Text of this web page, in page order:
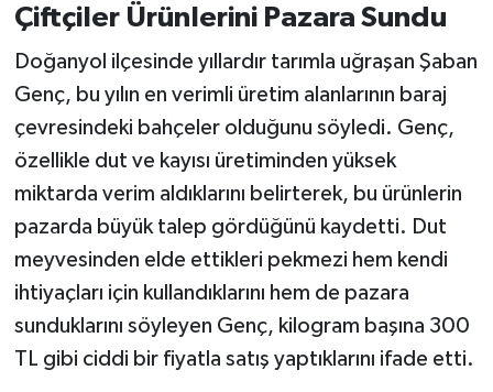
Çiftçiler Ürünlerini Pazara Sundu
Doğanyol ilçesinde yıllardır tarımla uğraşan Şaban
Genç, bu yılın en verimli üretim alanlarının baraj
çevresindeki bahçeler olduğunu söyledi. Genç,
özellikle dut ve kayısı üretiminden yüksek
miktarda verim aldıklarını belirterek, bu ürünlerin
pazarda büyük talep gördüğünü kaydetti. Dut
meyvesinden elde ettikleri pekmezi hem kendi
ihtiyaçları için kullandıklarını hem de pazara
sunduklarını söyleyen Genç, kilogram başına 300
TL gibi ciddi bir fiyatla satış yaptıklarını ifade etti.